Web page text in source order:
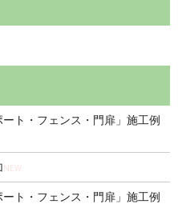
ト・フェンス・門扉」施工例
NEW
ト・フェンス・門扉」施工例